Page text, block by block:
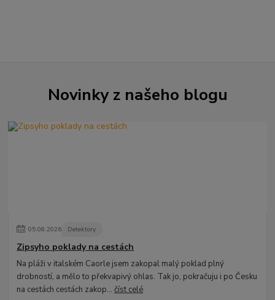
Novinky z našeho blogu
05.08.2026 Detektory
Zipsyho poklady na cestách
Na pláži v italském Caorle jsem zakopal malý poklad plný
drobností, a mělo to překvapivý ohlas. Tak jo, pokračuju i po Česku
na cestách cestách zakop...číst celé